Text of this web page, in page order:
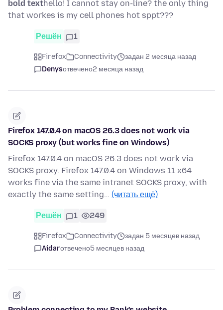
bold texthello! I cannot stay on-line? the only thing
that workes is my cell phones hot sppt???
Решён 1
Firefox Connectivity
задан 2 месяца назад
Denysотвечено2 месяца назад
Firefox 147.0.4 on macOS 26.3 does not work via
SOCKS proxy (but works fine on Windows)
Firefox 147.0.4 on macOS 26.3 does not work via
SOCKS proxy. Firefox 147.0.4 on Windows 11 x64
works fine via the same intranet SOCKS proxy, with
exactly the same setting… (читать ещё)
Решён 1 249
Firefox Connectivity
задан 5 месяцев назад
Aidarотвечено5 месяцев назад